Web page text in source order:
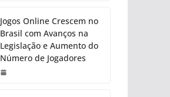
Jogos Online Crescem no
Brasil com Avanços na
Legislação e Aumento do
Número de Jogadores